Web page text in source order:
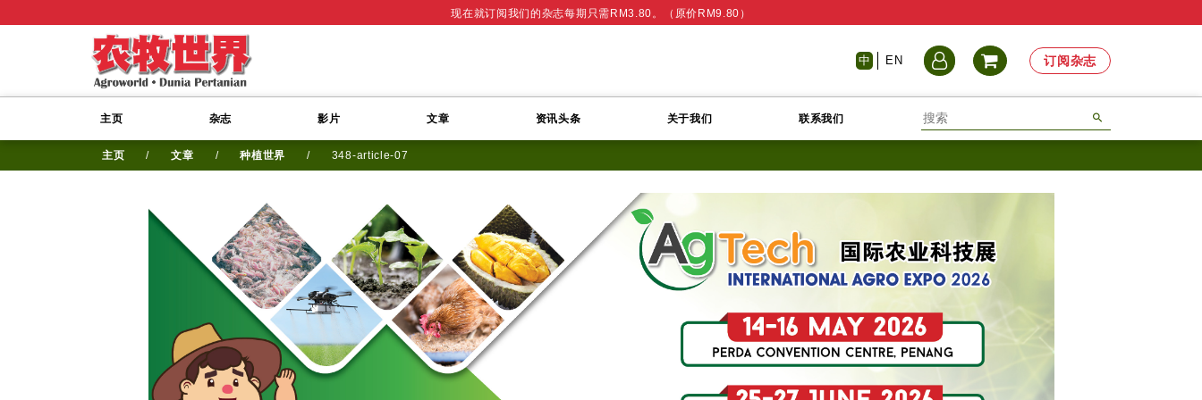
现在就订阅我们的杂志每期只需RM3.80。（原价RM9.80）
中 EN 订阅杂志
主页 杂志 影片 文章 资讯头条 关于我们 联系我们
主页 / 文章 / 种植世界 / 348-article-07